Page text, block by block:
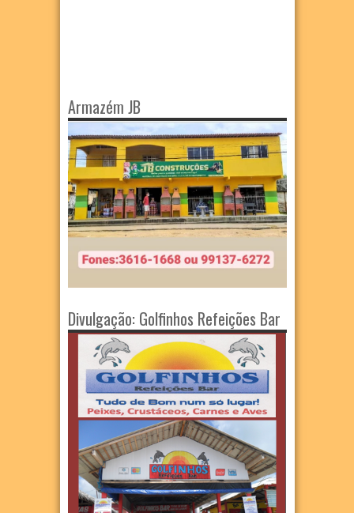
Armazém JB
Divulgação: Golfinhos Refeições Bar